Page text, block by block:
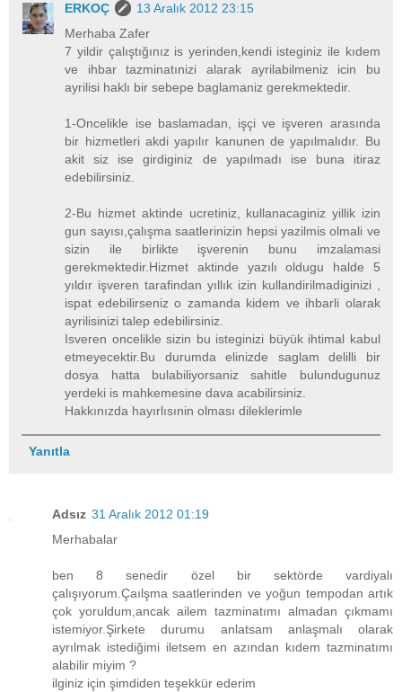
ERKOÇ
13 Aralık 2012 23:15
Merhaba Zafer
7 yildir çalıştığınız is yerinden,kendi isteginiz ile kıdem
ve ihbar tazminatınizi alarak ayrilabilmeniz icin bu
ayrilisi haklı bir sebepe baglamaniz gerekmektedir.
1-Oncelikle ise baslamadan, işçi ve işveren arasında
bir hizmetleri akdi yapılır kanunen de yapılmalıdır. Bu
akit siz ise girdiginiz de yapılmadı ise buna itiraz
edebilirsiniz.
2-Bu hizmet aktinde ucretiniz, kullanacaginiz yillik izin
gun sayısı,çalışma saatlerinizin hepsi yazilmis olmali ve
sizin ile birlikte işverenin bunu imzalamasi
gerekmektedir.Hizmet aktinde yazılı oldugu halde 5
yıldır işveren tarafindan yıllık izin kullandirilmadiginizi ,
ispat edebilirseniz o zamanda kidem ve ihbarli olarak
ayrilisinizi talep edebilirsiniz.
Isveren oncelikle sizin bu isteginizi büyük ihtimal kabul
etmeyecektir.Bu durumda elinizde saglam delilli bir
dosya hatta bulabiliyorsaniz sahitle bulundugunuz
yerdeki is mahkemesine dava acabilirsiniz.
Hakkınızda hayırlısınin olması dileklerimle
Yanıtla
Adsız 31 Aralık 2012 01:19
Merhabalar
ben 8 senedir özel bir sektörde vardiyalı
çalışıyorum.Çaılşma saatlerinden ve yoğun tempodan artık
çok yoruldum,ancak ailem tazminatımı almadan çıkmamı
istemiyor.Şirkete durumu anlatsam anlaşmalı olarak
ayrılmak istediğimi iletsem en azından kıdem tazminatımı
alabilir miyim ?
ilginiz için şimdiden teşekkür ederim